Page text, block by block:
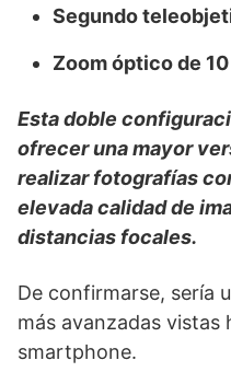
Segundo
Zoom óptico de
Esta doble
ofrecer una mayor
realizar fotografías
elevada calidad de
distancias focales.
De confirmarse, sería
más avanzadas vistas
smartphone.